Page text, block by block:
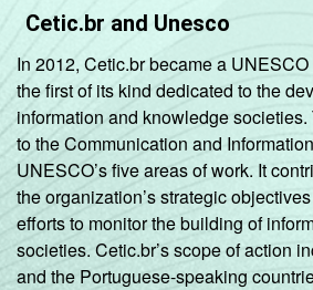
Cetic.br and Unesco
In 2012, Cetic.br became a
the first of its kind dedicated to the
information and knowledge
to the Communication and
UNESCO’s five areas of work. It
the organization’s strategic
efforts to monitor the building of
societies. Cetic.br’s scope of action
and the Portuguese-speaking